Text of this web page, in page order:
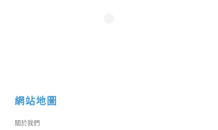
網站地圖
關於我們